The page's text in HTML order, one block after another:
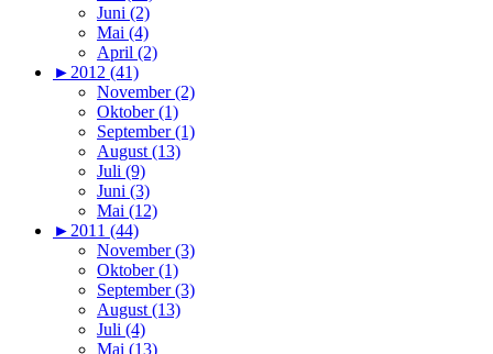
Juni (2)
Mai (4)
April (2)
► 2012 (41)
November (2)
Oktober (1)
September (1)
August (13)
Juli (9)
Juni (3)
Mai (12)
► 2011 (44)
November (3)
Oktober (1)
September (3)
August (13)
Juli (4)
Mai (13)